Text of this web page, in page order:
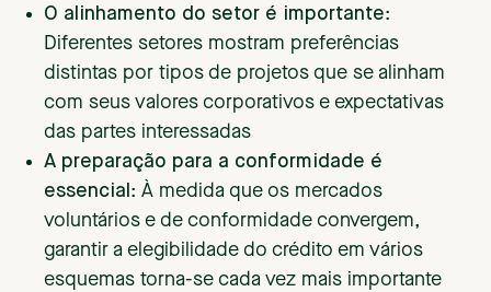
O alinhamento do setor é importante:
Diferentes setores mostram preferências
distintas por tipos de projetos que se alinham
com seus valores corporativos e expectativas
das partes interessadas
A preparação para a conformidade é
essencial : À medida que os mercados
voluntários e de conformidade convergem,
garantir a elegibilidade do crédito em vários
esquemas torna-se cada vez mais importante